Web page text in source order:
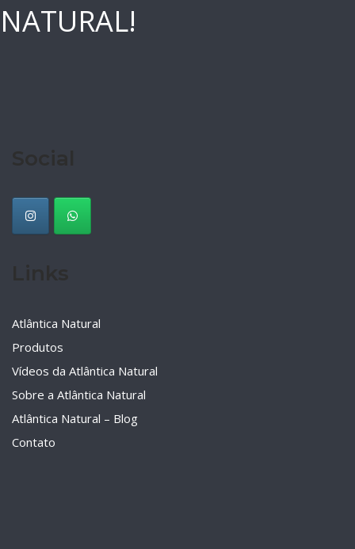
NATURAL!
Atlântica Natural
Produtos
Vídeos da Atlântica Natural
Sobre a Atlântica Natural
Atlântica Natural – Blog
Contato